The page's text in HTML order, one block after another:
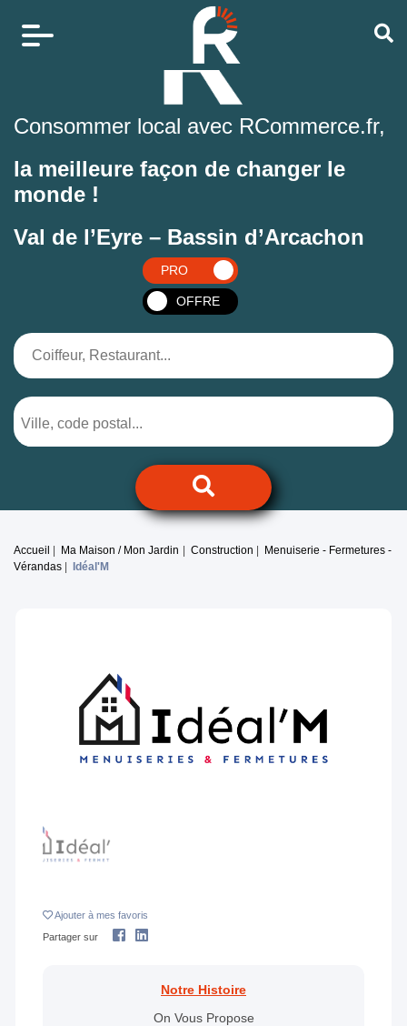
Consommer local avec RCommerce.fr,
la meilleure façon de changer le
monde !
Val de l’Eyre – Bassin d’Arcachon
PRO
OFFRE
Accueil Ma Maison / Mon Jardin Construction
Menuiserie - Fermetures -
Vérandas
Idéal'M
Previous
Ajouter à mes favoris
Partager sur
Notre Histoire
On Vous Propose